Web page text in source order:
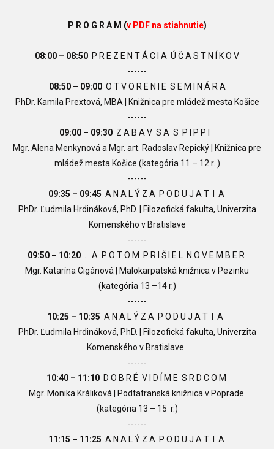
P R O G R A M (v PDF na stiahnutie)
08:00 – 08:50 P R E Z E N T Á C I A Ú Č A S T N Í K O V
------
08:50 – 09:00 O T V O R E N I E S E M I N Á R A
PhDr. Kamila Prextová, MBA | Knižnica pre mládež mesta Košice
------
09:00 – 09:30Z A B A V S A S P I P P I
Mgr. Alena Menkynová a Mgr. art. Radoslav Repický |
Knižnica pre
mládež mesta Košice (kategória 11 – 12 r. )
------
09:35 – 09:45 A N A L Ý Z A P O D U J A T I A
PhDr. Ľudmila Hrdináková, PhD. | Filozofická fakulta, Univerzita
Komenského v Bratislave
------
09:50 – 10:20
... A P O T O M P R I Š I E L N O V E M B E R
Mgr. Katarína Cigánová | Malokarpatská knižnica v Pezinku
(kategória 13 –14 r.)
------
10:25 – 10:35 A N A L Ý Z A P O D U J A T I A
PhDr. Ľudmila Hrdináková, PhD. |
Filozofická fakulta, Univerzita
Komenského v Bratislave
------
10:40 – 11:10 D O B R É V I D Í M E S R D C O M
Mgr. Monika Králiková | Podtatranská knižnica v Poprade
(kategória 13 – 15 r.)
------
11:15 – 11:25 A N A L Ý Z A P O D U J A T I A